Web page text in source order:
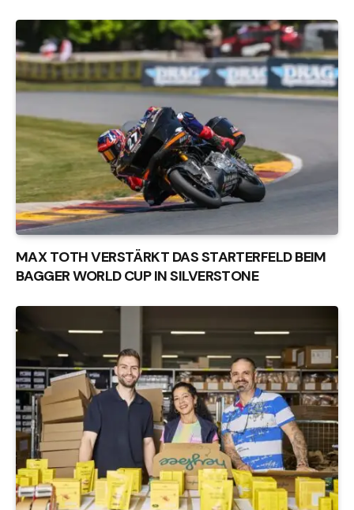
MAX TOTH VERSTÄRKT DAS STARTERFELD BEIM
BAGGER WORLD CUP IN SILVERSTONE